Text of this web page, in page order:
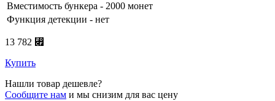
Вместимость бункера - 2000 монет
Функция детекции - нет
13 782 ⃏
Купить
Нашли товар дешевле?
Сообщите нам и мы снизим для вас цену